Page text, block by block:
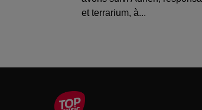
et terrarium, à...